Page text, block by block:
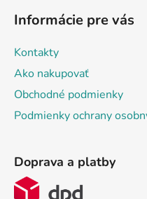
Informácie pre vás
Kontakty
Ako nakupovať
Obchodné podmienky
Podmienky ochrany
Doprava a platby